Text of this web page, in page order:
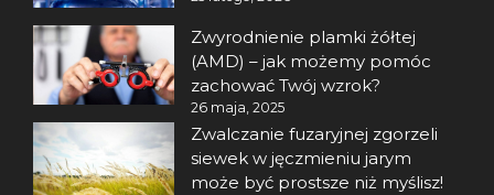
Zwyrodnienie plamki żółtej
(AMD) – jak możemy pomóc
zachować Twój wzrok?
26 maja, 2025
Zwalczanie fuzaryjnej zgorzeli
siewek w jęczmieniu jarym
może być prostsze niż myślisz!